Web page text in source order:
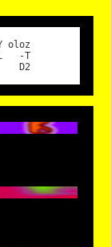
oloz
-T